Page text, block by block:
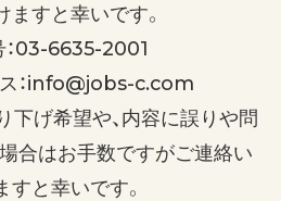
ますと幸いです。
：03-6635-2001
：info@jobs-c.com
げ希望や、内容に誤りや問
合はお手数ですがご連絡い
すと幸いです。